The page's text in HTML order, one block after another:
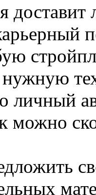
доставит
личный
можно